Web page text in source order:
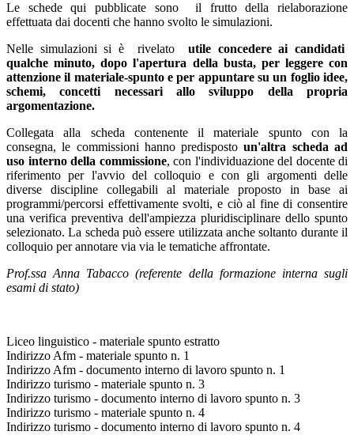
Le schede qui pubblicate sono il frutto della rielaborazione
effettuata dai docenti che hanno svolto le simulazioni.
Nelle simulazioni si è rivelato
utile concedere ai candidati
qualche minuto, dopo l'apertura della busta, per leggere con
attenzione il materiale-spunto e per appuntare su un foglio idee,
schemi, concetti necessari allo sviluppo della propria
argomentazione.
Collegata alla scheda contenente il materiale spunto con la
consegna, le commissioni hanno predispostoun'altra scheda ad
uso interno della commissione, con l'individuazione del docente di
riferimento per l'avvio del colloquio e con gli argomenti delle
diverse discipline collegabili al materiale proposto in base ai
programmi/percorsi effettivamente svolti, e ciò al fine di consentire
una verifica preventiva dell'ampiezza pluridisciplinare dello spunto
selezionato. La scheda può essere utilizzata anche soltanto durante il
colloquio per annotare via via le tematiche affrontate.
Prof.ssa Anna Tabacco (referente della formazione interna sugli
esami di stato)
Liceo linguistico - materiale spunto estratto
Indirizzo Afm - materiale spunto n. 1
Indirizzo Afm - documento interno di lavoro spunto n. 1
Indirizzo turismo - materiale spunto n. 3
Indirizzo turismo - documento interno di lavoro spunto n. 3
Indirizzo turismo - materiale spunto n. 4
Indirizzo turismo - documento interno di lavoro spunto n. 4